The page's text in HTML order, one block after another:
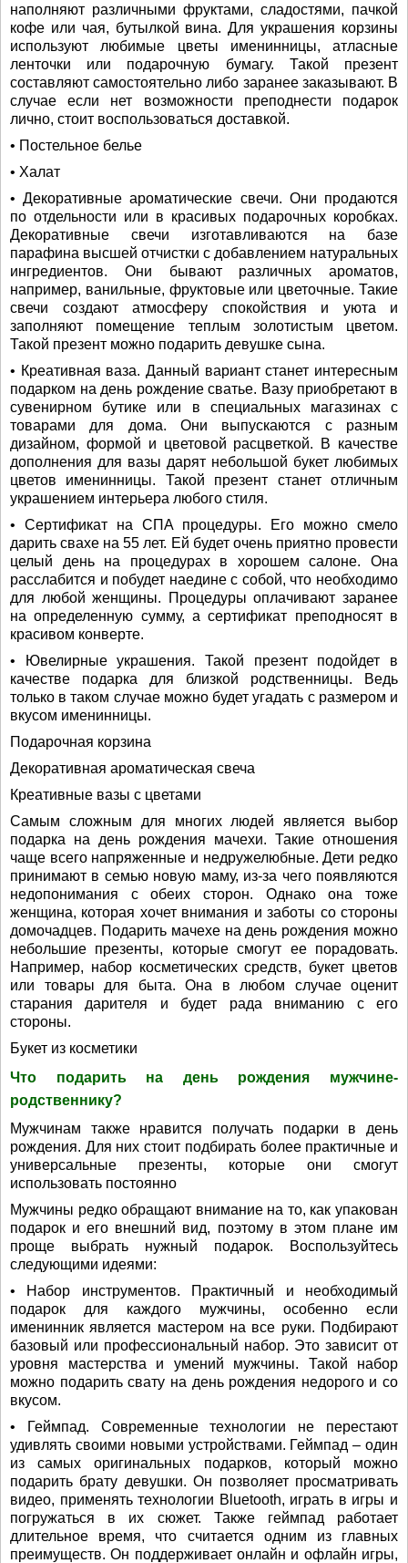
наполняют различными фруктами, сладостями, пачкой
кофе или чая, бутылкой вина. Для украшения корзины
используют любимые цветы именинницы, атласные
ленточки или подарочную бумагу. Такой презент
составляют самостоятельно либо заранее заказывают. В
случае если нет возможности преподнести подарок
лично, стоит воспользоваться доставкой.
• Постельное белье
• Халат
• Декоративные ароматические свечи. Они продаются
по отдельности или в красивых подарочных коробках.
Декоративные свечи изготавливаются на базе
парафина высшей отчистки с добавлением натуральных
ингредиентов. Они бывают различных ароматов,
например, ванильные, фруктовые или цветочные. Такие
свечи создают атмосферу спокойствия и уюта и
заполняют помещение теплым золотистым цветом.
Такой презент можно подарить девушке сына.
• Креативная ваза. Данный вариант станет интересным
подарком на день рождение сватье. Вазу приобретают в
сувенирном бутике или в специальных магазинах с
товарами для дома. Они выпускаются с разным
дизайном, формой и цветовой расцветкой. В качестве
дополнения для вазы дарят небольшой букет любимых
цветов именинницы. Такой презент станет отличным
украшением интерьера любого стиля.
• Сертификат на СПА процедуры. Его можно смело
дарить свахе на 55 лет. Ей будет очень приятно провести
целый день на процедурах в хорошем салоне. Она
расслабится и побудет наедине с собой, что необходимо
для любой женщины. Процедуры оплачивают заранее
на определенную сумму, а сертификат преподносят в
красивом конверте.
• Ювелирные украшения. Такой презент подойдет в
качестве подарка для близкой родственницы. Ведь
только в таком случае можно будет угадать с размером и
вкусом именинницы.
Подарочная корзина
Декоративная ароматическая свеча
Креативные вазы с цветами
Самым сложным для многих людей является выбор
подарка на день рождения мачехи. Такие отношения
чаще всего напряженные и недружелюбные. Дети редко
принимают в семью новую маму, из-за чего появляются
недопонимания с обеих сторон. Однако она тоже
женщина, которая хочет внимания и заботы со стороны
домочадцев. Подарить мачехе на день рождения можно
небольшие презенты, которые смогут ее порадовать.
Например, набор косметических средств, букет цветов
или товары для быта. Она в любом случае оценит
старания дарителя и будет рада вниманию с его
стороны.
Букет из косметики
Что подарить на день рождения мужчине-
родственнику?
Мужчинам также нравится получать подарки в день
рождения. Для них стоит подбирать более практичные и
универсальные презенты, которые они смогут
использовать постоянно
Мужчины редко обращают внимание на то, как упакован
подарок и его внешний вид, поэтому в этом плане им
проще выбрать нужный подарок. Воспользуйтесь
следующими идеями:
• Набор инструментов. Практичный и необходимый
подарок для каждого мужчины, особенно если
именинник является мастером на все руки. Подбирают
базовый или профессиональный набор. Это зависит от
уровня мастерства и умений мужчины. Такой набор
можно подарить свату на день рождения недорого и со
вкусом.
• Геймпад. Современные технологии не перестают
удивлять своими новыми устройствами. Геймпад ‒ один
из самых оригинальных подарков, который можно
подарить брату девушки. Он позволяет просматривать
видео, применять технологии Bluetooth, играть в игры и
погружаться в их сюжет. Также геймпад работает
длительное время, что считается одним из главных
преимуществ. Он поддерживает онлайн и офлайн игры,